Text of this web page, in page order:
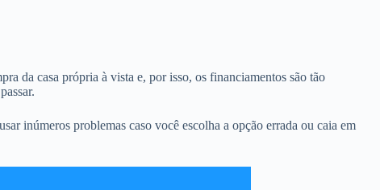
da casa própria à vista e, por isso, os financiamentos são tão
inúmeros problemas caso você escolha a opção errada ou caia em